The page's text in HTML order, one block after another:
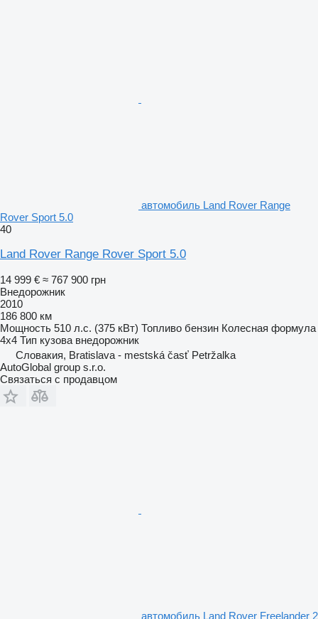
автомобиль Land Rover Range
Rover Sport 5.0
40
Land Rover Range Rover Sport 5.0
14 999 € ≈ 767 900 грн
Внедорожник
2010
186 800 км
Мощность 510 л.с. (375 кВт) Топливо бензин Колесная формула
4x4 Тип кузова внедорожник
Словакия, Bratislava - mestská časť Petržalka
AutoGlobal group s.r.o.
Связаться с продавцом
автомобиль Land Rover Freelander 2